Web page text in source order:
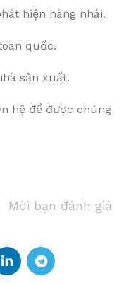
hiện hàng nhái.
quốc.
sản xuất.
hệ để được chúng
Mời bạn đánh giá